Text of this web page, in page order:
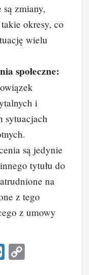
zmiany,
okresy, co
wielu
społeczne:
i
sytuacjach
są jedynie
tytułu do
na
z tego
z umowy
W